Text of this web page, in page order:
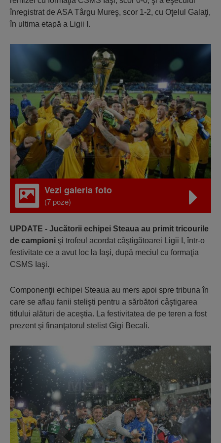
înregistrat de ASA Târgu Mureş, scor 1-2, cu Oţelul Galaţi,
în ultima etapă a Ligii I.
Vezi galeria foto
(7 poze)
UPDATE - Jucătorii echipei Steaua au primit tricourile
de campioni şi trofeul acordat câştigătoarei Ligii I, într-o
festivitate ce a avut loc la Iaşi, după meciul cu formaţia
CSMS Iaşi.
Componenţii echipei Steaua au mers apoi spre tribuna în
care se aflau fanii stelişti pentru a sărbători câştigarea
titlului alături de aceştia. La festivitatea de pe teren a fost
prezent şi finanţatorul stelist Gigi Becali.